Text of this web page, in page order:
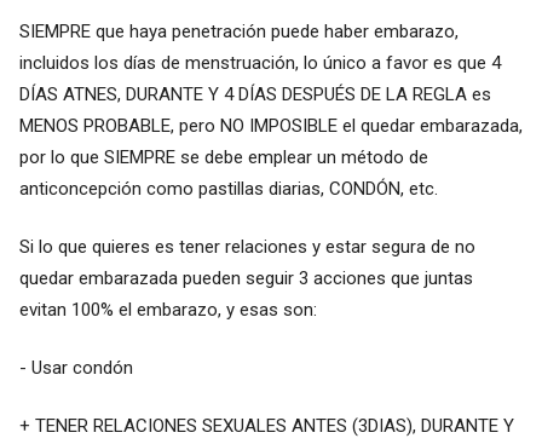
SIEMPRE que haya penetración puede haber embarazo,
incluidos los días de menstruación, lo único a favor es que 4
DÍAS ATNES, DURANTE Y 4 DÍAS DESPUÉS DE LA REGLA es
MENOS PROBABLE, pero NO IMPOSIBLE el quedar embarazada,
por lo que SIEMPRE se debe emplear un método de
anticoncepción como pastillas diarias, CONDÓN, etc.
Si lo que quieres es tener relaciones y estar segura de no
quedar embarazada pueden seguir 3 acciones que juntas
evitan 100% el embarazo, y esas son:
- Usar condón
+ TENER RELACIONES SEXUALES ANTES (3DIAS), DURANTE Y